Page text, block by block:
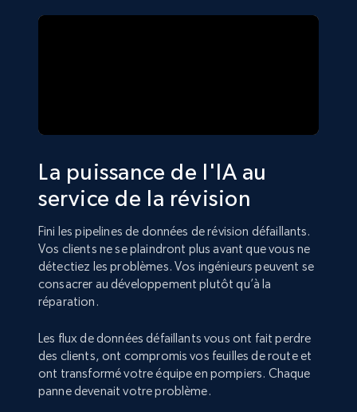
La puissance de l'IA au
service de la révision
Fini les pipelines de données de révision défaillants.
Vos clients ne se plaindront plus avant que vous ne
détectiez les problèmes. Vos ingénieurs peuvent se
consacrer au développement plutôt qu’à la
réparation.
Les flux de données défaillants vous ont fait perdre
des clients, ont compromis vos feuilles de route et
ont transformé votre équipe en pompiers. Chaque
panne devenait votre problème.